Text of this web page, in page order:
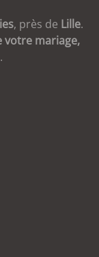
, près de Lille.
votre mariage,